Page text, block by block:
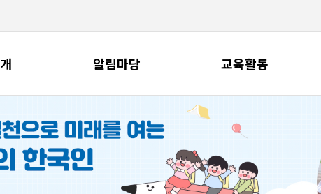
알림마당 교육활동